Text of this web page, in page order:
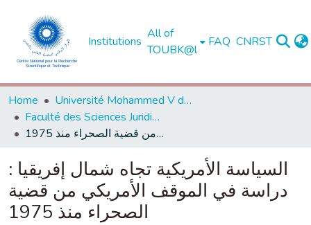
Institutions
All of
TOUBK@l
FAQ CNRST
Home
Université Mohammed V de Rabat
Faculté des Sciences Juridiques, Economiques et Sociales - Agdal - Rabat
السياسة الأمريكية تجاه شمال إفريقيا : دراسة في الموقف الأمريكي من قضية الصحراء منذ 1975
السياسة الأمريكية تجاه شمال إفريقيا :
دراسة في الموقف الأمريكي من قضية
الصحراء منذ 1975